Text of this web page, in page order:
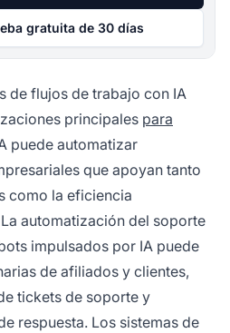
gratuita de 30 días
de flujos de trabajo con IA
principales para
puede automatizar
que apoyan tanto
como la eficiencia
automatización del soporte
impulsados por IA puede
de afiliados y clientes,
tickets de soporte y
respuesta. Los sistemas de